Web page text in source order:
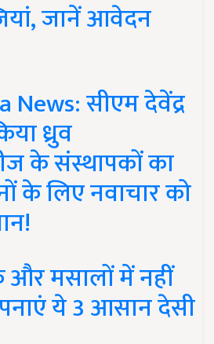
जानें आवेदन
सीएम देवेंद्र
ध्रुव
के संस्थापकों का
के लिए नवाचार को
और मसालों में नहीं
ये 3 आसान देसी